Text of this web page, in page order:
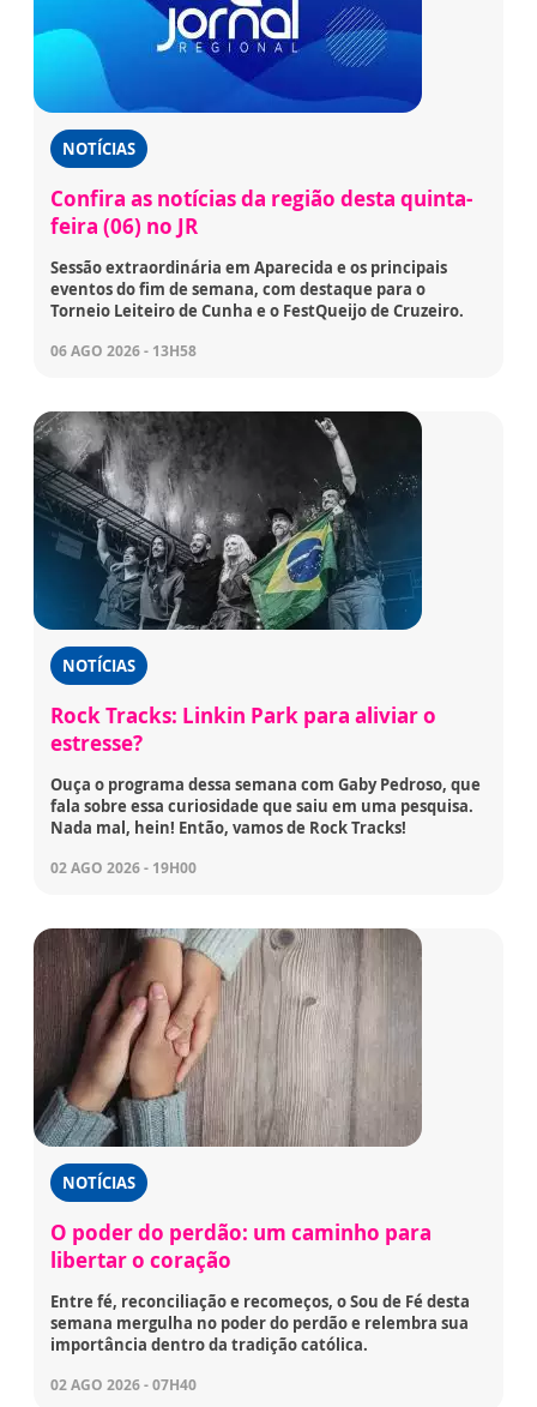
NOTÍCIAS
Confira as notícias da região desta quinta-
feira (06) no JR
Sessão extraordinária em Aparecida e os principais
eventos do fim de semana, com destaque para o
Torneio Leiteiro de Cunha e o FestQueijo de Cruzeiro.
06 AGO 2026 - 13H58
NOTÍCIAS
Rock Tracks: Linkin Park para aliviar o
estresse?
Ouça o programa dessa semana com Gaby Pedroso, que
fala sobre essa curiosidade que saiu em uma pesquisa.
Nada mal, hein! Então, vamos de Rock Tracks!
02 AGO 2026 - 19H00
NOTÍCIAS
O poder do perdão: um caminho para
libertar o coração
Entre fé, reconciliação e recomeços, o Sou de Fé desta
semana mergulha no poder do perdão e relembra sua
importância dentro da tradição católica.
02 AGO 2026 - 07H40